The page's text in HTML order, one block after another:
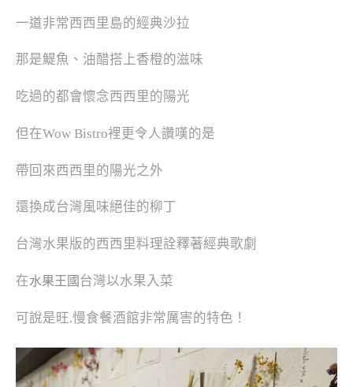
一道非常西西里島的經典沙拉
那是鯷魚、油醋搭上香橙的滋味
吃過的都會懷念西西里的陽光
但在Wow Bistro裡更令人讚嘆的是
帶回來西西里的陽光之外
還換成台灣風味絕佳的柳丁
台灣水果版的西西里料理詮釋著經典歌劇
在水果王國 台灣以水果入菜
可說是旺.慢食餐酒館非常厲害的特色！